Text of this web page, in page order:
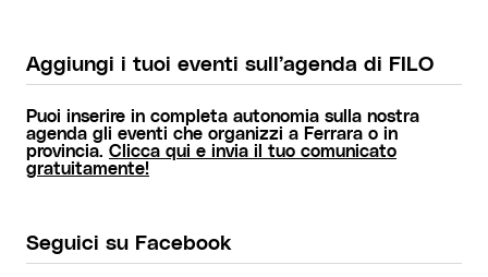
Aggiungi i tuoi eventi sull’agenda di FILO
Puoi inserire in completa autonomia sulla nostra
agenda gli eventi che organizzi a Ferrara o in
provincia. Clicca qui e invia il tuo comunicato
gratuitamente!
Seguici su Facebook